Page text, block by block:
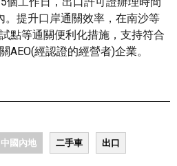
。提升口岸通關效率，在南沙等
點等通關便利化措施，支持符合
AEO(經認證的經營者)企業。
中國內地 二手車 出口